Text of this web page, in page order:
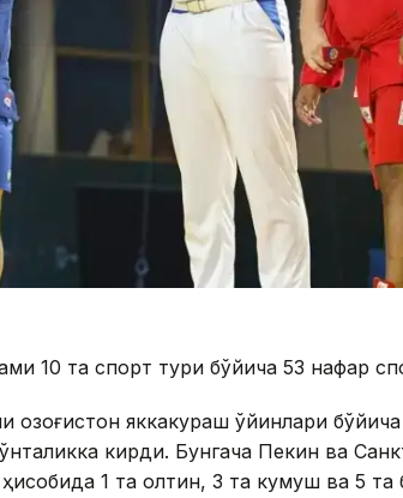
10 та спорт тури бўйича 53 нафар
Қозоғистон яккакураш ўйинлари
кирди. Бунгача Пекин ва
1 та олтин, 3 та кумуш ва 5 та